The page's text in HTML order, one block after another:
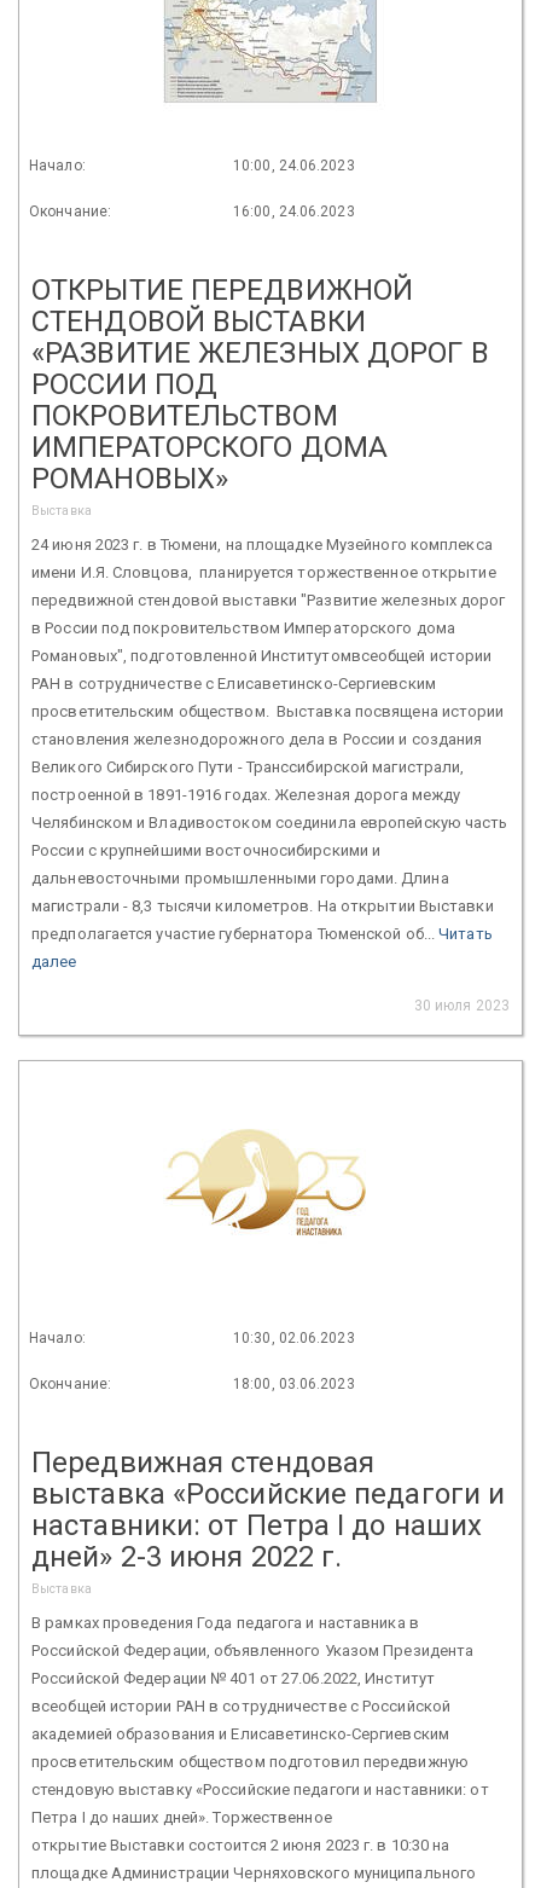
Начало: 10:00, 24.06.2023
Окончание: 16:00, 24.06.2023
ОТКРЫТИЕ ПЕРЕДВИЖНОЙ
СТЕНДОВОЙ ВЫСТАВКИ
«РАЗВИТИЕ ЖЕЛЕЗНЫХ ДОРОГ В
РОССИИ ПОД
ПОКРОВИТЕЛЬСТВОМ
ИМПЕРАТОРСКОГО ДОМА
РОМАНОВЫХ»
Выставка
24 июня 2023 г. в Тюмени, на площадке Музейного комплекса
имени И.Я. Словцова, планируется торжественное открытие
передвижной стендовой выставки "Развитие железных дорог
в России под покровительством Императорского дома
Романовых", подготовленной Институтомвсеобщей истории
РАН в сотрудничестве с Елисаветинско-Сергиевским
просветительским обществом. Выставка посвящена истории
становления железнодорожного дела в России и создания
Великого Сибирского Пути - Транссибирской магистрали,
построенной в 1891-1916 годах. Железная дорога между
Челябинском и Владивостоком соединила европейскую часть
России с крупнейшими восточносибирскими и
дальневосточными промышленными городами. Длина
магистрали - 8,3 тысячи километров. На открытии Выставки
предполагается участие губернатора Тюменской об...Читать
далее
30 июля 2023
Начало: 10:30, 02.06.2023
Окончание: 18:00, 03.06.2023
Передвижная стендовая
выставка «Российские педагоги и
наставники: от Петра I до наших
дней» 2-3 июня 2022 г.
Выставка
В рамках проведения Года педагога и наставника в
Российской Федерации, объявленного Указом Президента
Российской Федерации № 401 от 27.06.2022, Институт
всеобщей истории РАН в сотрудничестве с Российской
академией образования и Елисаветинско-Сергиевским
просветительским обществом подготовил передвижную
стендовую выставку «Российские педагоги и наставники: от
Петра I до наших дней». Торжественное
открытие Выставки состоится 2 июня 2023 г. в 10:30 на
площадке Администрации Черняховского муниципального